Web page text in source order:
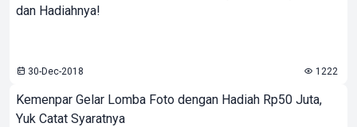
dan Hadiahnya!
30-Dec-2018 1222
Kemenpar Gelar Lomba Foto dengan Hadiah Rp50 Juta,
Yuk Catat Syaratnya